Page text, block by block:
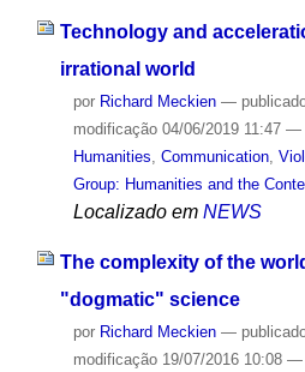
Technology and
irrational world
por Richard Meckien —
modificação04/06/2019 11:47 —
Humanities Communication,
Group: Humanities and the
Localizado em NEWS
The complexity of the
"dogmatic" science
por Richard Meckien —
modificação19/07/2016 10:08 —